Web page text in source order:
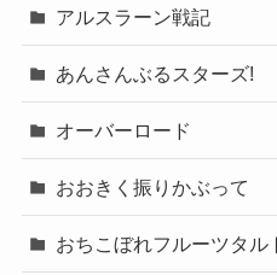
アルスラーン戦記
あんさんぶるスターズ!
オーバーロード
おおきく振りかぶって
おちこぼれフルーツタル